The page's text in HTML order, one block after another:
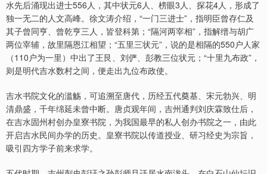
水先后涌现出进士556人，其中状元6人、榜眼3人、探花4人，形成了
独一无二的人文高峰。徐文涛介绍，“一门三进士”，指明臣曾存仁及
其子曾同亨、曾乾亨三人，皆登科第；“隔河两宰相”，指解缙与胡广
两位宰辅，故里隔恩江相望；“五里三状元”，说的是相隔的550户人家
（110户为一里）中出了王艮、刘俨、彭教三位状元；“十里九布政”，
则是明代吉水数村之间，便走出九位布政使。
吉水书院文化的滥觞，可追溯至唐代，历经五代奠基、宋元勃兴、明
清鼎盛，千年绵延未曾中断。唐贞观年间，吉州通判刘庆霖致仕后，
在吉水固州村创办皇寮书院，为我国最早的私人创办书院之一，由此
开启吉水民间办学的历史。皇寮书院以传道授业、研习经史为宗旨，
吸引四方学子前来求学。